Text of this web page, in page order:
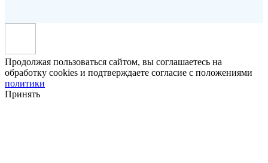
Продолжая пользоваться сайтом, вы соглашаетесь на
обработку cookies и подтверждаете согласие с положениями
политики
Принять